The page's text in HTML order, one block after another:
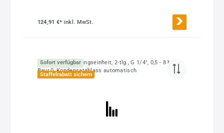
124,91 €* inkl. MwSt.
Sofort verfügbar
Staffelrabatt sichern